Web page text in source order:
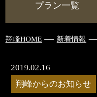
プラン一覧
翔峰HOME 新着情報
2019.02.16
翔峰からのお知らせ